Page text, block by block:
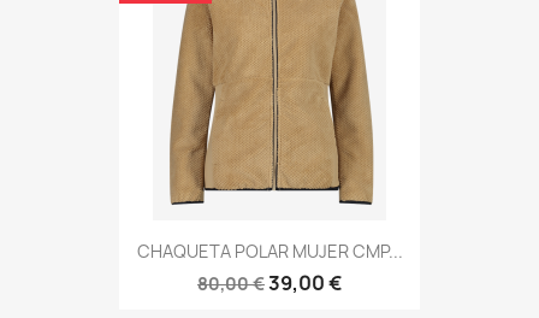
CHAQUETA POLAR MUJER CMP...
80,00 €39,00 €